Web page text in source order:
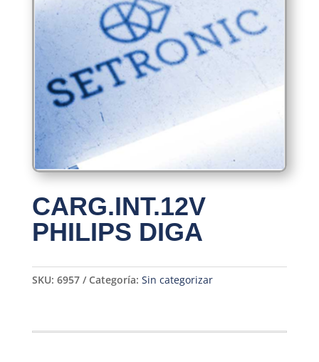
CARG.INT.12V
PHILIPS DIGA
SKU: 6957 Categoría: Sin categorizar